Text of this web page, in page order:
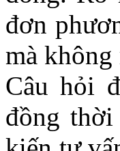
đơn
mà
Câu hỏi
đồng